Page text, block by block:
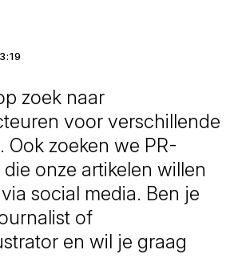
zoek naar
voor verschillende
Ook zoeken we PR-
onze artikelen willen
social media. Ben je
of
en wil je graag